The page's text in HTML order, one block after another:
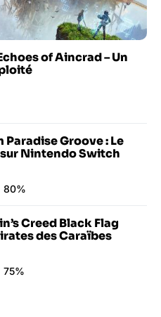
of Aincrad – Un
Paradise Groove : Le
sur Nintendo Switch
80%
Creed Black Flag
des Caraïbes
75%